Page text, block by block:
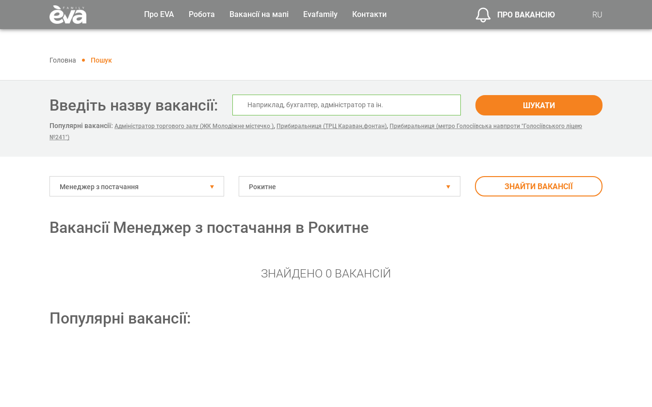
Про EVA Робота Вакансії на мапі Evafamily Контакти ПРО ВАКАНСІЮ RU
Головна Пошук
Введіть назву вакансії: ШУКАТИ
Популярні вакансії: Адміністратор торгового залу (ЖК Молодіжне містечко ), Прибиральниця (ТРЦ Караван,фонтан), Прибиральниця (метро Голосіївська навпроти "Голосіївського ліцею
№241")
Менеджер з постачання Рокитне ЗНАЙТИ ВАКАНСІЇ
Вакансії Менеджер з постачання в Рокитне
ЗНАЙДЕНО 0 ВАКАНСІЙ
Популярні вакансії: